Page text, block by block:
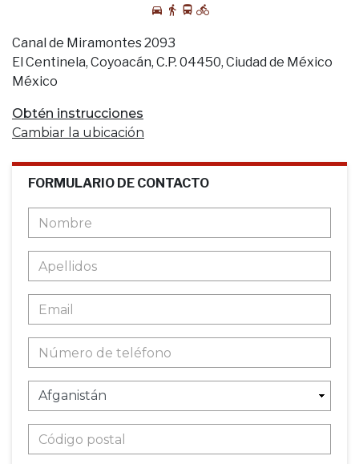
Canal de Miramontes 2093
El Centinela, Coyoacán, C.P. 04450, Ciudad de México
México
Obtén instrucciones
Cambiar la ubicación
FORMULARIO DE CONTACTO